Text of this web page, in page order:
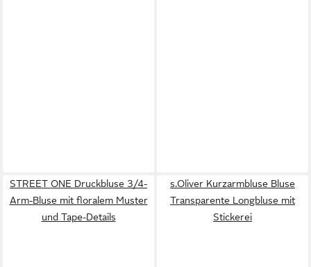
STREET ONE Druckbluse 3/4-
Arm-Bluse mit floralem Muster
und Tape-Details
s.Oliver Kurzarmbluse Bluse
Transparente Longbluse mit
Stickerei